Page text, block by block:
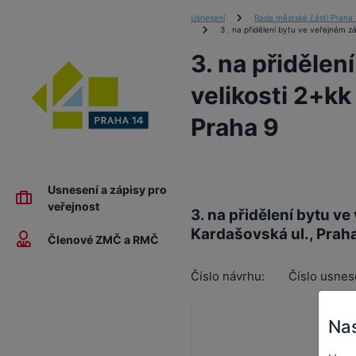
Usnesení a zápisy pro
veřejnost
Členové ZMČ a RMČ
Usnesení Rada městské části Praha
3 . na přidělení bytu ve veřejném
3. na
velikosti 2+kk
Praha 9
3. na přidělení bytu
Kardašovská ul.,
Číslo návrhu: Číslo